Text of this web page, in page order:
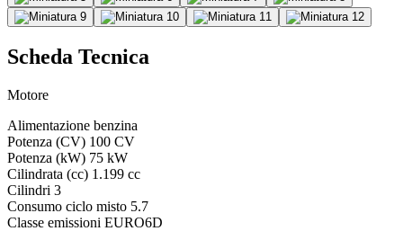
Scheda Tecnica
Motore
Alimentazione benzina
Potenza (CV) 100 CV
Potenza (kW) 75 kW
Cilindrata (cc) 1.199 cc
Cilindri 3
Consumo ciclo misto 5.7
Classe emissioni EURO6D